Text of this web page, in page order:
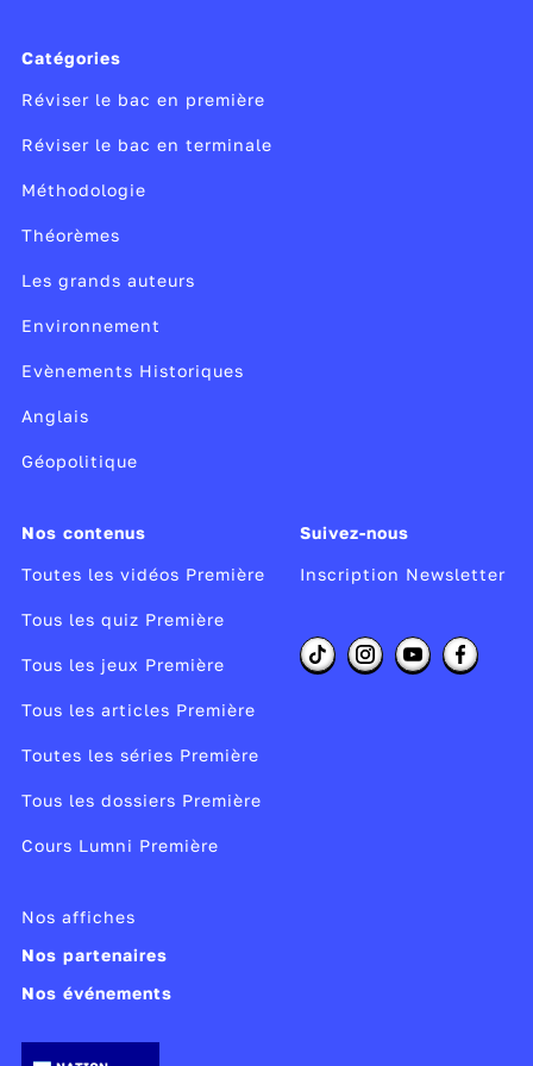
Catégories
Réviser le bac en première
Réviser le bac en terminale
Méthodologie
Théorèmes
Les grands auteurs
Environnement
Evènements Historiques
Anglais
Géopolitique
Nos contenus
Toutes les vidéos Première
Tous les quiz Première
Tous les jeux Première
Tous les articles Première
Toutes les séries Première
Tous les dossiers Première
Cours Lumni Première
Suivez-nous
Inscription Newsletter
Nos affiches
Nos partenaires
Nos événements